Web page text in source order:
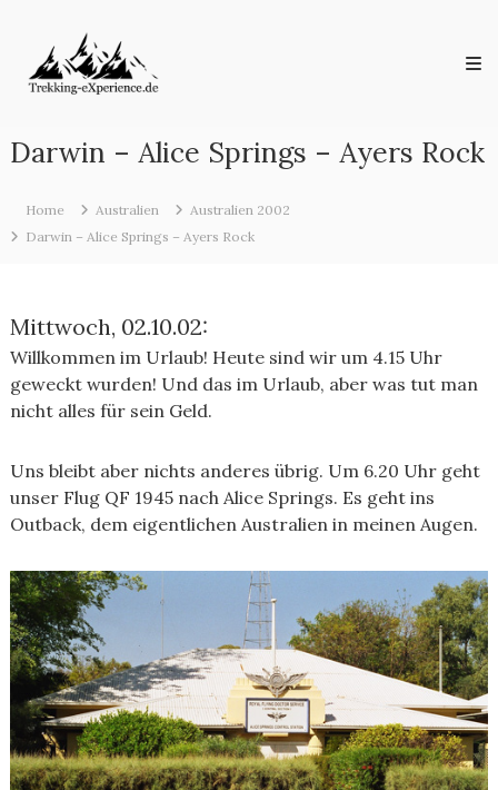
content
eXperience.de
Reiseberichte
aus
Welt
Darwin – Alice Springs – Ayers Rock
Home Australien
Australien 2002
Darwin – Alice Springs – Ayers Rock
Mittwoch, 02.10.02:
Willkommen im Urlaub! Heute sind wir um 4.15 Uhr
geweckt wurden! Und das im Urlaub, aber was tut man
nicht alles für sein Geld.
Uns bleibt aber nichts anderes übrig. Um 6.20 Uhr geht
unser Flug QF 1945 nach Alice Springs. Es geht ins
Outback, dem eigentlichen Australien in meinen Augen.